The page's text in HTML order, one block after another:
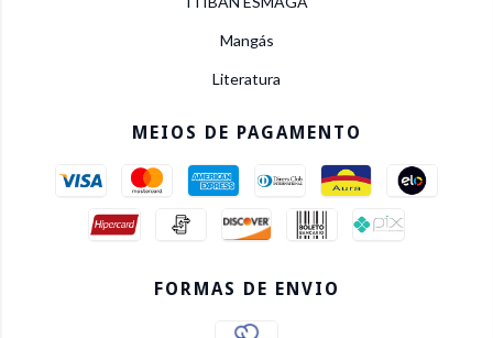
Mangás
Literatura
MEIOS DE PAGAMENTO
FORMAS DE ENVIO